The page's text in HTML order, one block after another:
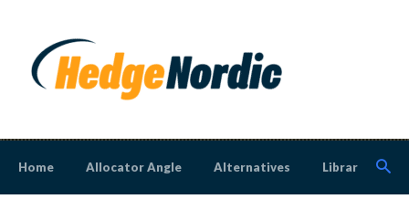
Home Allocator Angle Alternatives Library